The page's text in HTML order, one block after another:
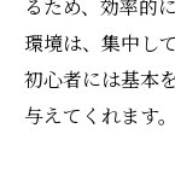
るため、効率的
環境は、集中し
初心者には基本
与えてくれます。